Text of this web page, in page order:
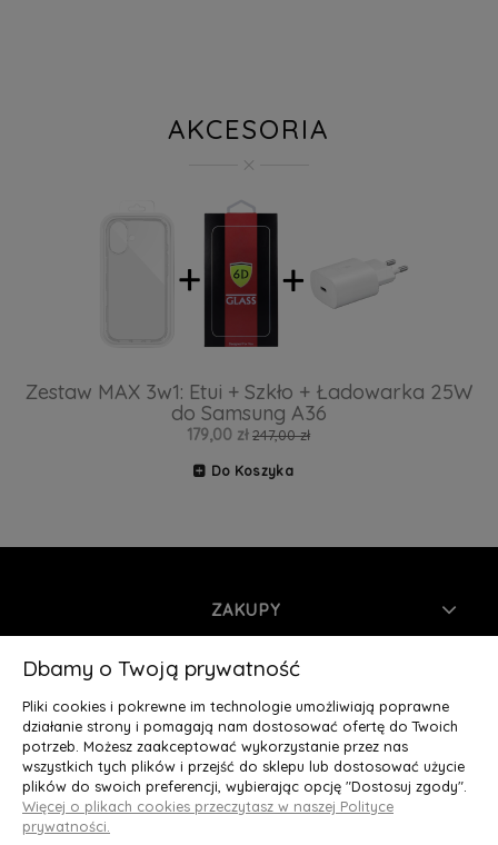
AKCESORIA
Zestaw MAX 3w1: Etui + Szkło + Ładowarka 25W
do Samsung A36
179,00 zł 247,00 zł
Do Koszyka
ZAKUPY
INFORMACJE
MOJE KONTO
O NAS
Deluxury.pl
Dbamy o Twoją prywatność
Pliki cookies i pokrewne im technologie umożliwiają poprawne
działanie strony i pomagają nam dostosować ofertę do Twoich
potrzeb. Możesz zaakceptować wykorzystanie przez nas
wszystkich tych plików i przejść do sklepu lub dostosować użycie
plików do swoich preferencji, wybierając opcję "Dostosuj zgody".
Więcej o plikach cookies przeczytasz w naszej Polityce
prywatności.